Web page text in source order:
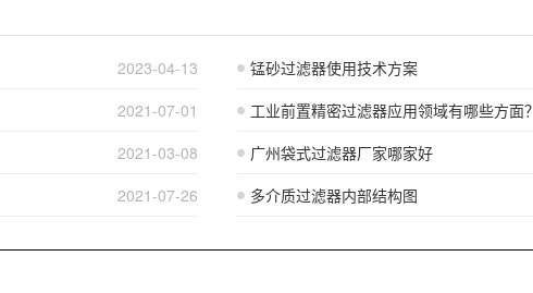
2023-04-13
锰砂过滤器使用技术方案
2021-07-01
工业前置精密过滤器应用领域有哪些方面？
2021-03-08
广州袋式过滤器厂家哪家好
2021-07-26
多介质过滤器内部结构图